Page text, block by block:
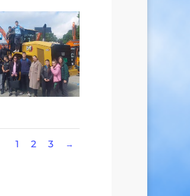
1 2 3